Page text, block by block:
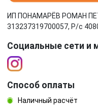
ИП ПОНАМАРЁВ РОМАН
313237319700057, Р/c
Социальные сети и
Способ оплаты
Наличный расчёт